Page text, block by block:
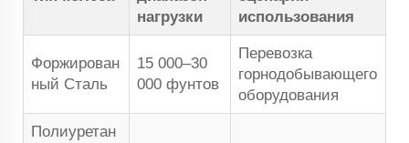
нагрузки
использования
Форжирован
ный Сталь
15 000–30
000 фунтов
Перевозка
горнодобывающего
оборудования
Полиуретан